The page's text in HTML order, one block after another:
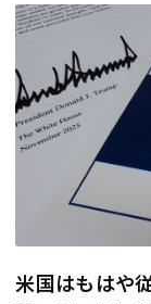
米国はもはや